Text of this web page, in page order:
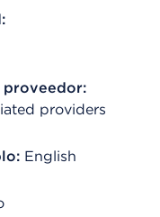
proveedor:
providers
English